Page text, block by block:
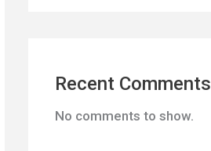
Recent Comments
No comments to show.